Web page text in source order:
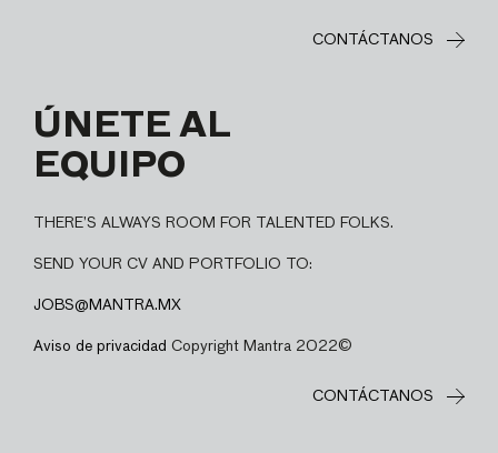
CONTÁCTANOS
ÚNETE AL
EQUIPO
THERE’S ALWAYS ROOM FOR TALENTED FOLKS.
SEND YOUR CV AND PORTFOLIO TO:
JOBS@MANTRA.MX
Aviso de privacidad Copyright Mantra 2022©
CONTÁCTANOS